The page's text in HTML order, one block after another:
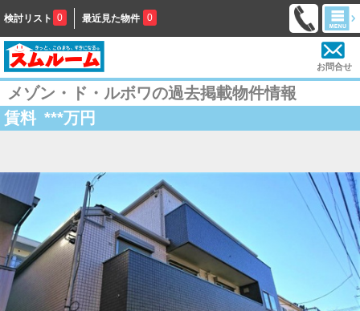
検討リスト 0 最近見た物件 0
お問合せ
メゾン・ド・ルボワの過去掲載物件情報
賃料 ***万円